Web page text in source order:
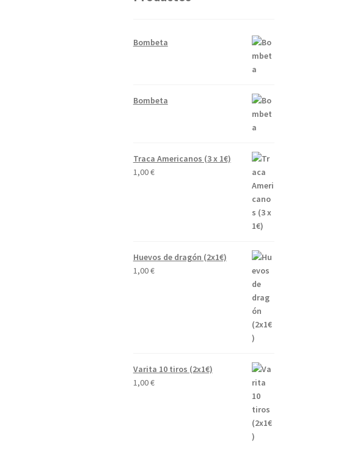
Bombeta
Bombeta
Traca Americanos (3 x 1€)
1,00€
Huevos de dragón (2x1€)
1,00€
Varita 10 tiros (2x1€)
1,00€